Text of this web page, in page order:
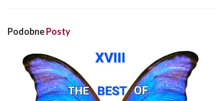
PodobnePosty